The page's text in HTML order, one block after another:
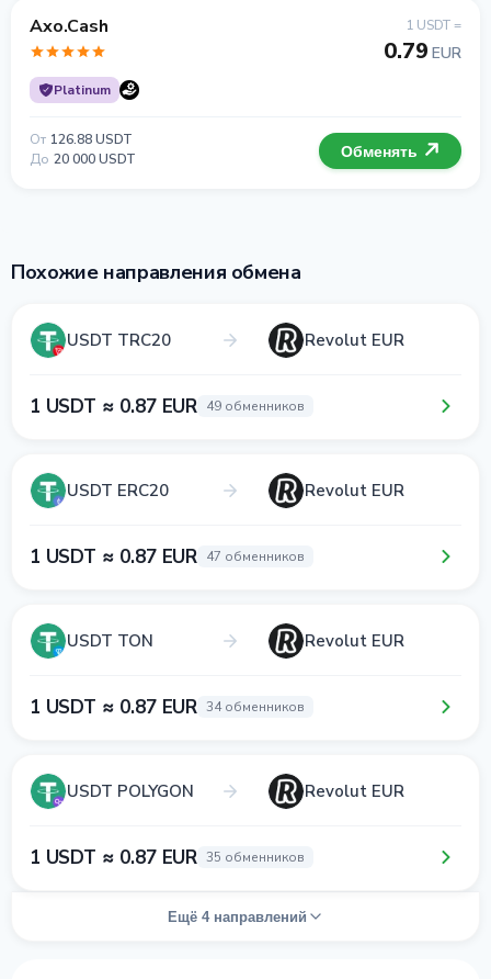
Axo.Cash
Platinum
1 USDT =
0.79 EUR
От 126.88 USDT
До 20 000 USDT Обменять
Похожие направления обмена
USDT TRC20 Revolut EUR
1 USDT ≈ 0.87 EUR 49 обменников
USDT ERC20 Revolut EUR
1 USDT ≈ 0.87 EUR 47 обменников
USDT TON Revolut EUR
1 USDT ≈ 0.87 EUR 34 обменников
USDT POLYGON Revolut EUR
1 USDT ≈ 0.87 EUR 35 обменников
Ещё 4 направлений